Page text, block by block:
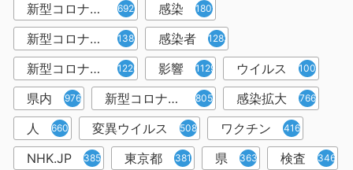
新型コロナウイルス 6921 感染 1809
新型コロナウィルス 1382 感染者 1283
新型コロナウイルス感染症 1226 影響 1129 ウイルス 1001
県内 976 新型コロナウイルス感染 805 感染拡大 766
人 660 変異ウイルス 508 ワクチン 416
NHK.JP 385 東京都 381 県 363 検査 346